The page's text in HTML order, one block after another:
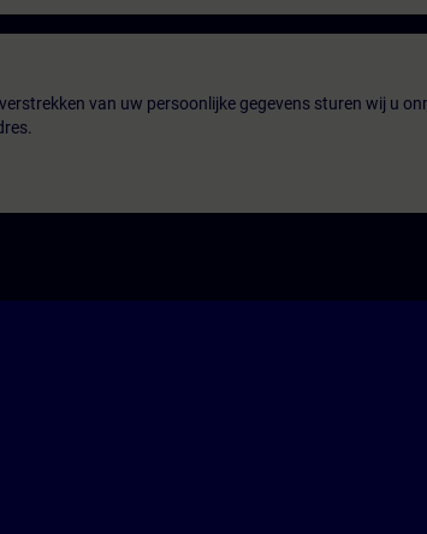
van uw persoonlijke gegevens sturen wij u